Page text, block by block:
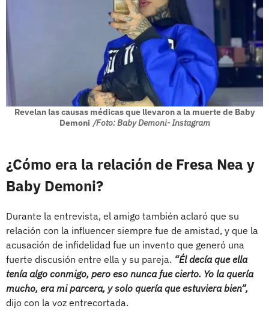
Revelan las causas médicas que llevaron a la muerte de Baby
Demoni /Foto: Baby Demoni- Instagram
¿Cómo era la relación de Fresa Nea y
Baby Demoni?
Durante la entrevista, el amigo también aclaró que su
relación con la influencer siempre fue de amistad, y que la
acusación de infidelidad fue un invento que generó una
fuerte discusión entre ella y su pareja. “Él decía que ella
tenía algo conmigo, pero eso nunca fue cierto. Yo la quería
mucho, era mi parcera, y solo quería que estuviera bien”,
dijo con la voz entrecortada.